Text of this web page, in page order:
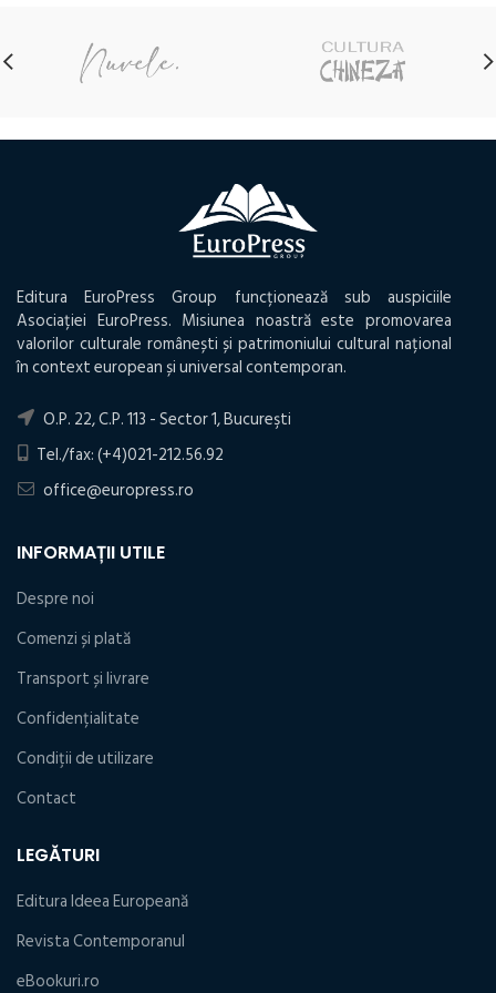
Editura EuroPress Group funcționează sub auspiciile
Asociației EuroPress. Misiunea noastră este promovarea
valorilor culturale românești și patrimoniului cultural național
în context european și universal contemporan.
O.P. 22, C.P. 113 - Sector 1, Bucureşti
Tel./fax: (+4)021-212.56.92
office@europress.ro
INFORMAȚII UTILE
Despre noi
Comenzi și plată
Transport și livrare
Confidențialitate
Condiţii de utilizare
Contact
LEGĂTURI
Editura Ideea Europeană
Revista Contemporanul
eBookuri.ro